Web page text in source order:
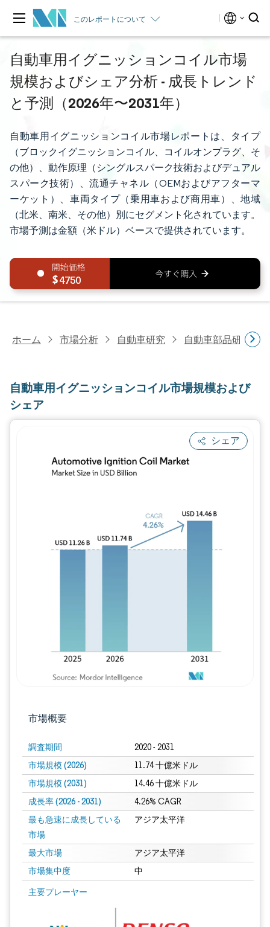
このレポートについて
自動車用イグニッションコイル市場
規模およびシェア分析 - 成長トレンド
と予測（2026年〜2031年）
自動車用イグニッションコイル市場レポートは、タイプ
（ブロックイグニッションコイル、コイルオンプラグ、そ
の他）、動作原理（シングルスパーク技術およびデュアル
スパーク技術）、流通チャネル（OEMおよびアフターマ
ーケット）、車両タイプ（乗用車および商用車）、地域
（北米、南米、その他）別にセグメント化されています。
市場予測は金額（米ドル）ベースで提供されています。
4750
ホーム 市場分析 自動車研究 自動車部品研究
自動車用イグニッションコイル市場規模および
シェア
シェア
市場概要
調査期間 2020 - 2031
市場規模 (2026) 11.74 十億米ドル
市場規模 (2031) 14.46 十億米ドル
成長率 (2026 - 2031) 4.26% CAGR
最も急速に成長している
市場
アジア太平洋
最大市場 アジア太平洋
市場集中度 中
主要プレーヤー
画像 © Mordor Intelligence。再利用にはCC BY 4.0の表示が必要です。